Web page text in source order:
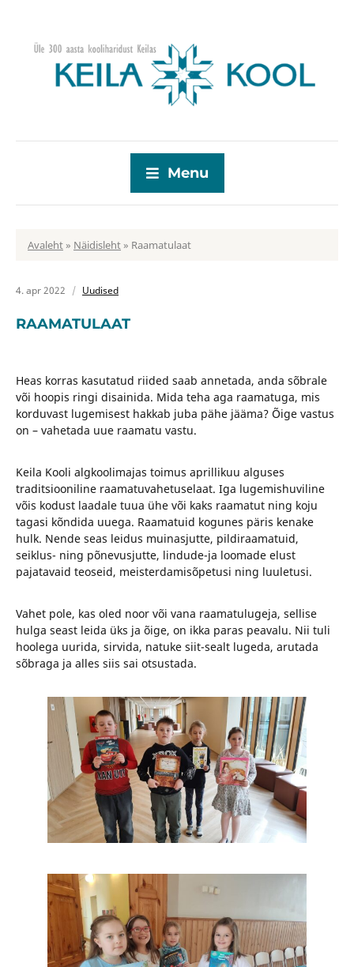
Menu
Avaleht» Näidisleht» Raamatulaat
4. apr 2022 Uudised
RAAMATULAAT
Heas korras kasutatud riided saab annetada, anda sõbrale
või hoopis ringi disainida. Mida teha aga raamatuga, mis
korduvast lugemisest hakkab juba pähe jääma? Õige vastus
on – vahetada uue raamatu vastu.
Keila Kooli algkoolimajas toimus aprillikuu alguses
traditsiooniline raamatuvahetuselaat. Iga lugemishuviline
võis kodust laadale tuua ühe või kaks raamatut ning koju
tagasi kõndida uuega. Raamatuid kogunes päris kenake
hulk. Nende seas leidus muinasjutte, pildiraamatuid,
seiklus- ning põnevusjutte, lindude-ja loomade elust
pajatavaid teoseid, meisterdamisõpetusi ning luuletusi.
Vahet pole, kas oled noor või vana raamatulugeja, sellise
hulga seast leida üks ja õige, on ikka paras peavalu. Nii tuli
hoolega uurida, sirvida, natuke siit-sealt lugeda, arutada
sõbraga ja alles siis sai otsustada.